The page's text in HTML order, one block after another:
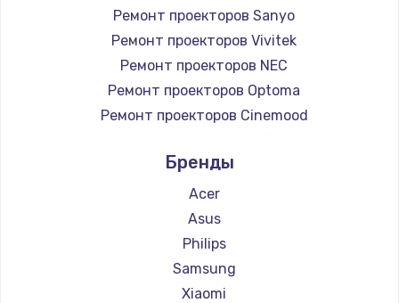
Замена микросхемы NFC
1100 руб.
Заказать
Замена шим-контроллера
Заказать
Настройка Wi-Fi
1030 руб.
Ремонт проекторов Sanyo
Ремонт проекторов Vivitek
Ремонт проекторов NEC
Ремонт проекторов Optoma
Ремонт проекторов Cinemood
Ремонт проекторов Barco
Ремонт проекторов Xgimi
Ремонт проекторов Canon
Ремонт проекторов JVC
Ремонт проекторов Casio
Ремонт проекторов Hiper
Бренды
Acer
Asus
Philips
Samsung
Xiaomi